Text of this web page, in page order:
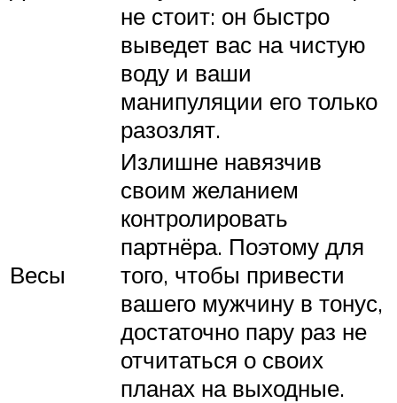
не стоит: он быстро
выведет вас на чистую
воду и ваши
манипуляции его только
разозлят.
Весы
Излишне навязчив
своим желанием
контролировать
партнёра. Поэтому для
того, чтобы привести
вашего мужчину в тонус,
достаточно пару раз не
отчитаться о своих
планах на выходные.